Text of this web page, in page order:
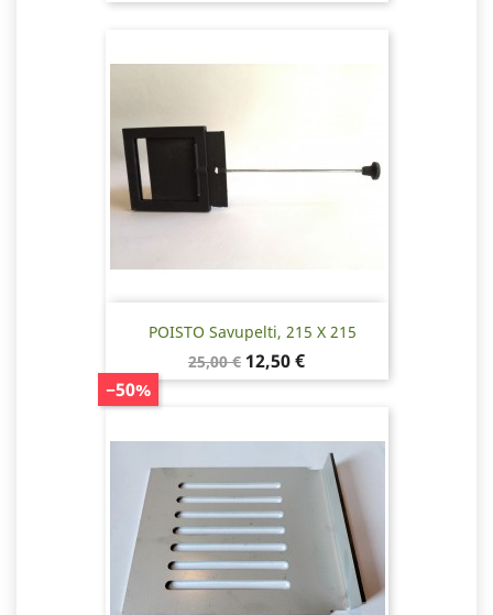
POISTO Savupelti, 215 X 215
Normaalihinta
25,00 €
−50%
Hinta
12,50 €